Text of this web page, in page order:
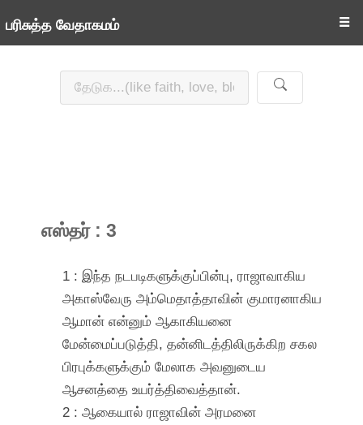
பரிசுத்த வேதாகமம் ☰
எஸ்தர் : 3
1 : இந்த நடபடிகளுக்குப்பின்பு, ராஜாவாகிய
அகாஸ்வேரு அம்மெதாத்தாவின் குமாரனாகிய
ஆமான் என்னும் ஆகாகியனை
மேன்மைப்படுத்தி, தன்னிடத்திலிருக்கிற சகல
பிரபுக்களுக்கும் மேலாக அவனுடைய
ஆசனத்தை உயர்த்திவைத்தான்.
2 : ஆகையால் ராஜாவின் அரமனை